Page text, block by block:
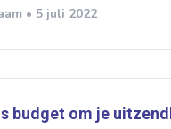
• 5 juli 2022
budget om je